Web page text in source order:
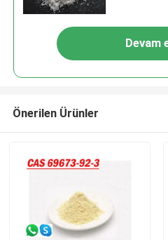
Devam
Önerilen Ürünler